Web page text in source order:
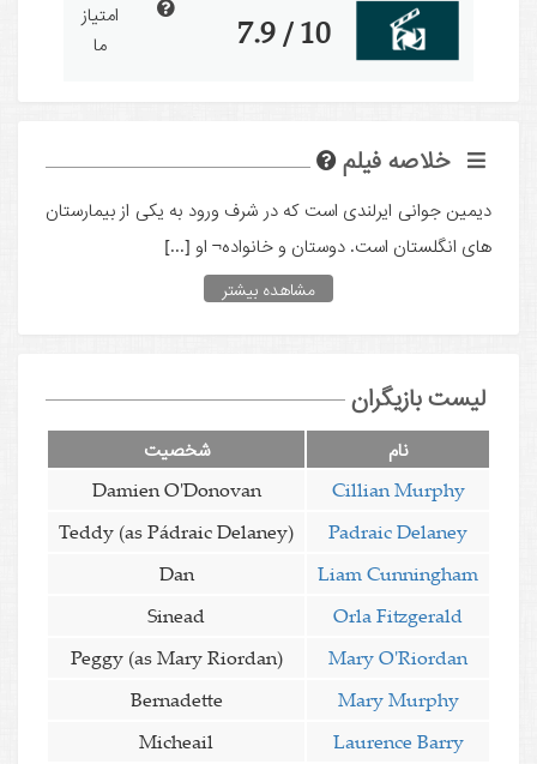
10 / 7.9
امتیاز
ما
خلاصه فیلم
دیمین جوانی ایرلندی است که در شرف ورود به یکی از بیمارستان
های انگلستان است. دوستان و خانواده¬ او [...]
مشاهده بیشتر
لیست بازیگران
نام شخصیت
Cillian Murphy
Damien O'Donovan
Padraic Delaney
Teddy (as Pádraic Delaney)
Liam Cunningham
Dan
Orla Fitzgerald
Sinead
Mary O'Riordan
Peggy (as Mary Riordan)
Mary Murphy
Bernadette
Laurence Barry
Micheail